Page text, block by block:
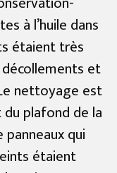
à l’huile dans
étaient très
et
nettoyage est
du plafond de la
qui
étaient